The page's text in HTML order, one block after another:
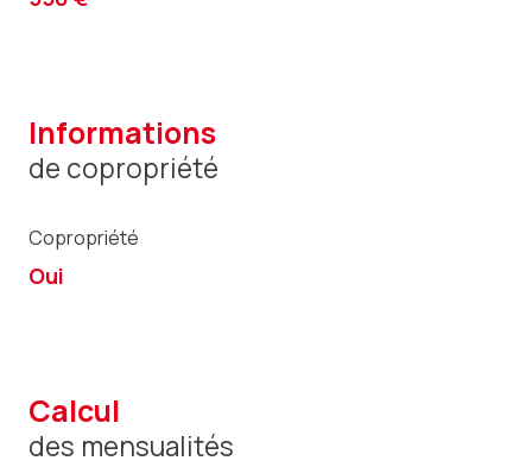
informations
de copropriété
Copropriété
Oui
calcul
des mensualités